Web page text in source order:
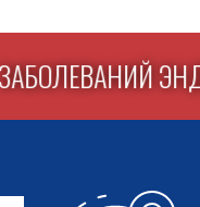
ЗАБОЛЕВАНИЙ